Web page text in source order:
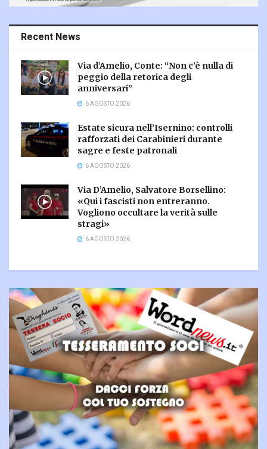
Recent News
Via d’Amelio, Conte: “Non c’è nulla di
peggio della retorica degli
anniversari”
6 AGOSTO 2026
Estate sicura nell’Isernino: controlli
rafforzati dei Carabinieri durante
sagre e feste patronali
6 AGOSTO 2026
Via D’Amelio, Salvatore Borsellino:
«Qui i fascisti non entreranno.
Vogliono occultare la verità sulle
stragi»
6 AGOSTO 2026